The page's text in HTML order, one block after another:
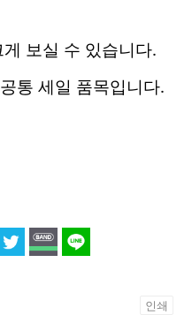
보실 수 있습니다.
통 세일 품목입니다.
인쇄